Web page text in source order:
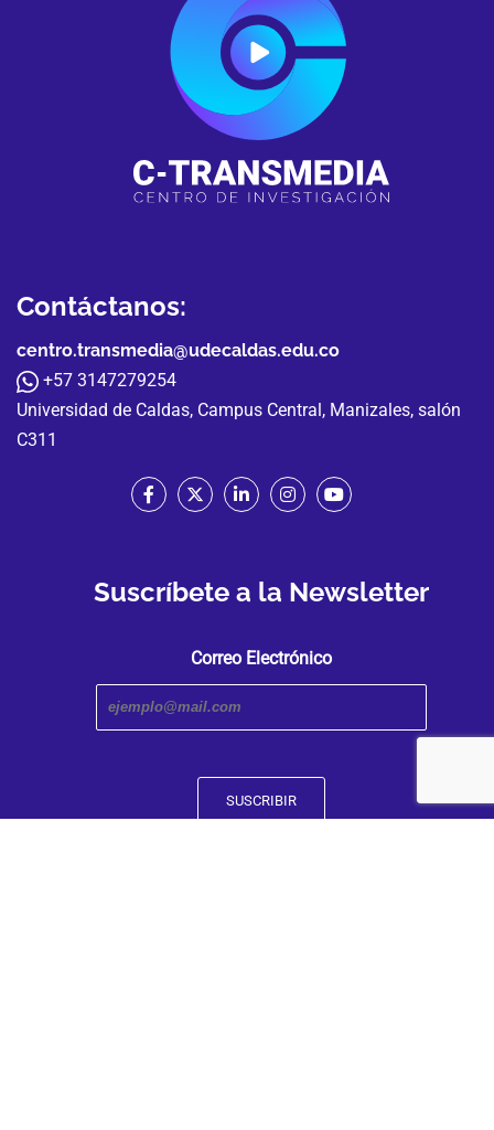
Contáctanos:
centro.transmedia@udecaldas.edu.co
+57 3147279254
Universidad de Caldas, Campus Central, Manizales, salón
C311
Suscríbete a la Newsletter
Correo Electrónico